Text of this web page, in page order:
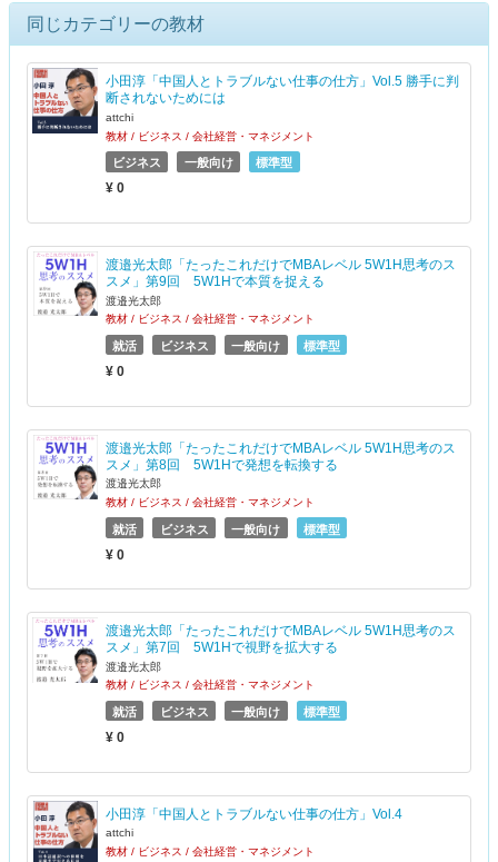
同じカテゴリーの教材
小田淳「中国人とトラブルない仕事の仕方」Vol.5 勝手に判
断されないためには
attchi
教材 / ビジネス / 会社経営・マネジメント
ビジネス 一般向け 標準型
¥ 0
渡邉光太郎「たったこれだけでMBAレベル 5W1H思考のス
スメ」第9回 5W1Hで本質を捉える
渡邉光太郎
教材 / ビジネス / 会社経営・マネジメント
就活 ビジネス 一般向け 標準型
¥ 0
渡邉光太郎「たったこれだけでMBAレベル 5W1H思考のス
スメ」第8回 5W1Hで発想を転換する
渡邉光太郎
教材 / ビジネス / 会社経営・マネジメント
就活 ビジネス 一般向け 標準型
¥ 0
渡邉光太郎「たったこれだけでMBAレベル 5W1H思考のス
スメ」第7回 5W1Hで視野を拡大する
渡邉光太郎
教材 / ビジネス / 会社経営・マネジメント
就活 ビジネス 一般向け 標準型
¥ 0
小田淳「中国人とトラブルない仕事の仕方」Vol.4
attchi
教材 / ビジネス / 会社経営・マネジメント